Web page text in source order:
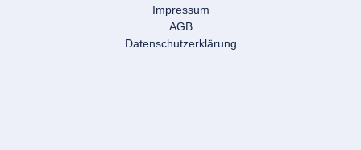
Impressum
AGB
Datenschutzerklärung